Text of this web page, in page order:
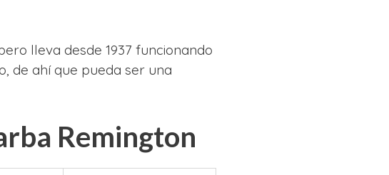
lleva desde 1937 funcionando
de ahí que pueda ser una
Remington